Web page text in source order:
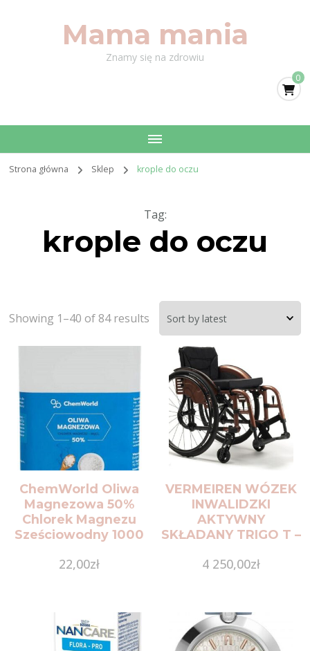
Mama mania
Znamy się na zdrowiu
0
Strona główna Sklep krople do oczu
Tag:
krople do oczu
Showing 1–40 of 84 results
ChemWorld Oliwa
Magnezowa 50%
Chlorek Magnezu
Sześciowodny 1000
22,00zł
VERMEIREN WÓZEK
INWALIDZKI
AKTYWNY
SKŁADANY TRIGO T –
4 250,00zł